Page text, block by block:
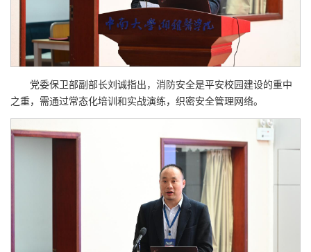
党委保卫部副部长刘诚指出，消防安全是平安校园建设的重中
之重，需通过常态化培训和实战演练，织密安全管理网络。